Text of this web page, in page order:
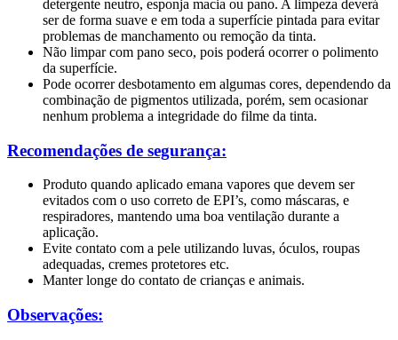
detergente neutro, esponja macia ou pano. A limpeza deverá
ser de forma suave e em toda a superfície pintada para evitar
problemas de manchamento ou remoção da tinta.
Não limpar com pano seco, pois poderá ocorrer o polimento
da superfície.
Pode ocorrer desbotamento em algumas cores, dependendo da
combinação de pigmentos utilizada, porém, sem ocasionar
nenhum problema a integridade do filme da tinta.
Recomendações de segurança:
Produto quando aplicado emana vapores que devem ser
evitados com o uso correto de EPI’s, como máscaras, e
respiradores, mantendo uma boa ventilação durante a
aplicação.
Evite contato com a pele utilizando luvas, óculos, roupas
adequadas, cremes protetores etc.
Manter longe do contato de crianças e animais.
Observações: